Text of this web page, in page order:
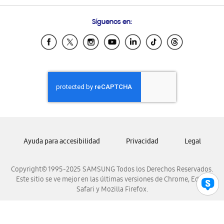
Samsung Ecuador
Samsung El Salvador
Samsung Honduras
Samsung Nicaragua
Samsung Panamá
Samsung Venezuela
Síguenos en:
Copyright© 1995-2025 SAMSUNG Todos los Derechos Reservados.
Este sitio se ve mejor en las últimas versiones de Chrome, Edge,
Safari y Mozilla Firefox.
Ayuda para accesibilidad Privacidad Legal